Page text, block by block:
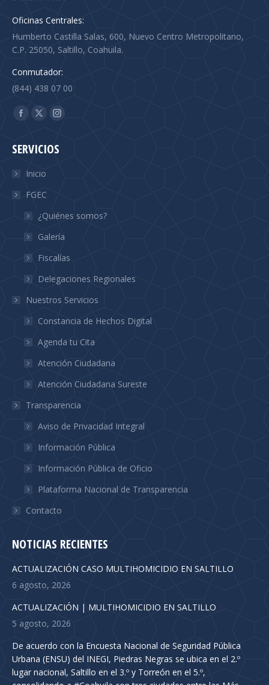
Oficinas Centrales:
Humberto Castilla Salas, 600, Nuevo Centro Metropolitano,
C.P. 25050, Saltillo, Coahuila.
Conmutador:
(844) 438 07 00
Find us on:
Facebook
opens
window
X
opens
window
Instagram
opens
SERVICIOS
Inicio
FGEC
¿Quiénes somos?
Galería
Fiscalías
Delegaciones Regionales
Nuestros Servicios
Constancia de Hechos Digital
Agenda tu Cita
Atención Ciudadana
Atención Ciudadana Sureste
Transparencia
Aviso de Privacidad Integral
Información Pública
Información Pública de Oficio
Plataforma Nacional de Transparencia
Contacto
NOTICIAS RECIENTES
ACTUALIZACIÓN CASO MULTIHOMICIDIO EN SALTILLO
6 agosto, 2026
ACTUALIZACIÓN | MULTIHOMICIDIO EN SALTILLO
5 agosto, 2026
De acuerdo con la Encuesta Nacional de Seguridad Pública
Urbana (ENSU) del INEGI, Piedras Negras se ubica en el 2.º
lugar nacional, Saltillo en el 3.º y Torreón en el 5.º,